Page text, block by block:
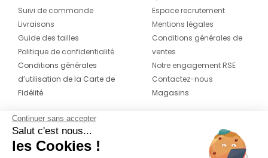
Suivi de commande
Livraisons
Guide des tailles
Politique de confidentialité
Conditions générales
d’utilisation de la Carte de
Fidélité
Espace recrutement
Mentions légales
Conditions générales de
ventes
Notre engagement RSE
Contactez-nous
Magasins
CONTACT
04 42 20 78 42
Continuer sans accepter
Salut c'est nous...
les Cookies !